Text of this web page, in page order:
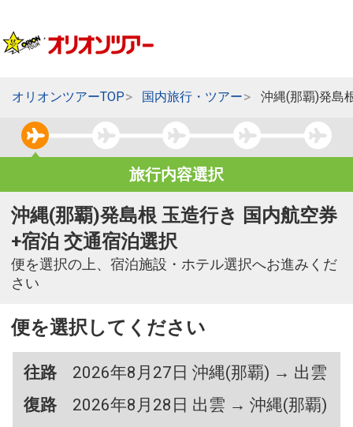
オリオンツアーTOP 国内旅行・ツアー 沖縄(那覇)発島
旅行内容選択
沖縄(那覇)発島根 玉造行き 国内航空券
+宿泊 交通宿泊選択
便を選択の上、宿泊施設・ホテル選択へお進みくだ
さい
便を選択してください
往路
2026年8月27日 沖縄(那覇) → 出雲
復路
2026年8月28日 出雲 → 沖縄(那覇)